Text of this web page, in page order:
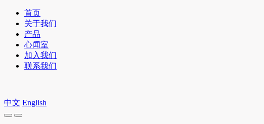
首页
关于我们
产品
心闻室
加入我们
联系我们
中文 English